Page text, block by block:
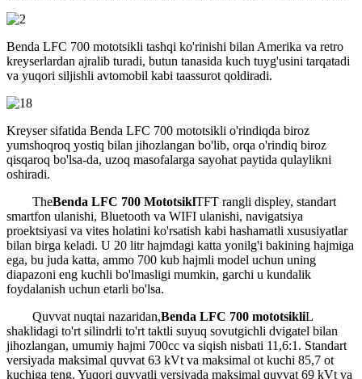
Benda LFC 700 mototsikli tashqi ko'rinishi bilan Amerika va retro
kreyserlardan ajralib turadi, butun tanasida kuch tuyg'usini tarqatadi
va yuqori siljishli avtomobil kabi taassurot qoldiradi.
Kreyser sifatida Benda LFC 700 mototsikli o'rindiqda biroz
yumshoqroq yostiq bilan jihozlangan bo'lib, orqa o'rindiq biroz
qisqaroq bo'lsa-da, uzoq masofalarga sayohat paytida qulaylikni
oshiradi.
TheBenda LFC 700 MototsiklTFT rangli displey, standart
smartfon ulanishi, Bluetooth va WIFI ulanishi, navigatsiya
proektsiyasi va vites holatini ko'rsatish kabi hashamatli xususiyatlar
bilan birga keladi. U 20 litr hajmdagi katta yonilg'i bakining hajmiga
ega, bu juda katta, ammo 700 kub hajmli model uchun uning
diapazoni eng kuchli bo'lmasligi mumkin, garchi u kundalik
foydalanish uchun etarli bo'lsa.
Quvvat nuqtai nazaridan,Benda LFC 700 mototsikliL
shaklidagi to'rt silindrli to'rt taktli suyuq sovutgichli dvigatel bilan
jihozlangan, umumiy hajmi 700cc va siqish nisbati 11,6:1. Standart
versiyada maksimal quvvat 63 kVt va maksimal ot kuchi 85,7 ot
kuchiga teng. Yuqori quvvatli versiyada maksimal quvvat 69 kVt va